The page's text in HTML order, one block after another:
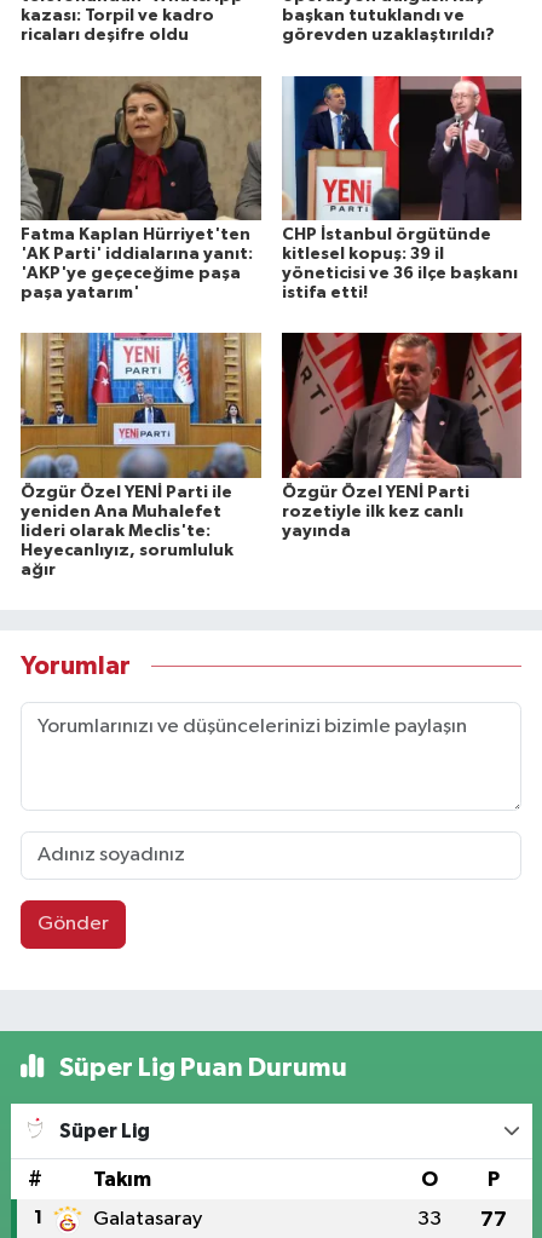
kazası: Torpil ve kadro
ricaları deşifre oldu
başkan tutuklandı ve
görevden uzaklaştırıldı?
Fatma Kaplan Hürriyet'ten
'AK Parti' iddialarına yanıt:
'AKP'ye geçeceğime paşa
paşa yatarım'
CHP İstanbul örgütünde
kitlesel kopuş: 39 il
yöneticisi ve 36 ilçe başkanı
istifa etti!
Özgür Özel YENİ Parti ile
yeniden Ana Muhalefet
lideri olarak Meclis'te:
Heyecanlıyız, sorumluluk
ağır
Özgür Özel YENİ Parti
rozetiyle ilk kez canlı
yayında
Yorumlar
Gönder
Süper Lig Puan Durumu
Süper Lig
# Takım O P
1 Galatasaray 33 77